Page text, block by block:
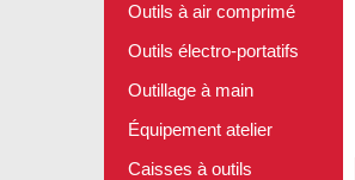
Outils à air comprimé
Outils électro-portatifs
Outillage à main
Équipement atelier
Caisses à outils